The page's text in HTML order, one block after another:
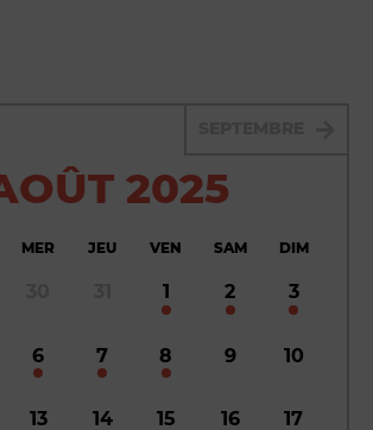
2025
MER JEU VEN SAM DIM
1 2 3
6 7 8 9 10
13 14 15 16 17